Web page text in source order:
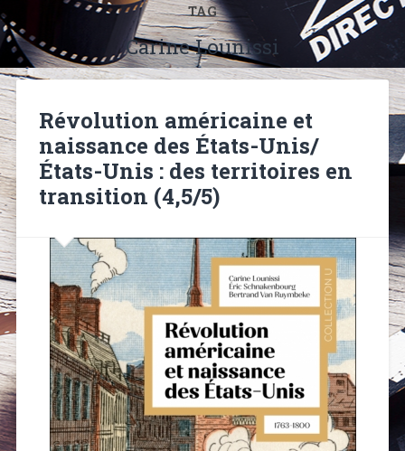
TAG
Carine Lounissi
Révolution américaine et
naissance des États-Unis/
États-Unis : des territoires en
transition (4,5/5)